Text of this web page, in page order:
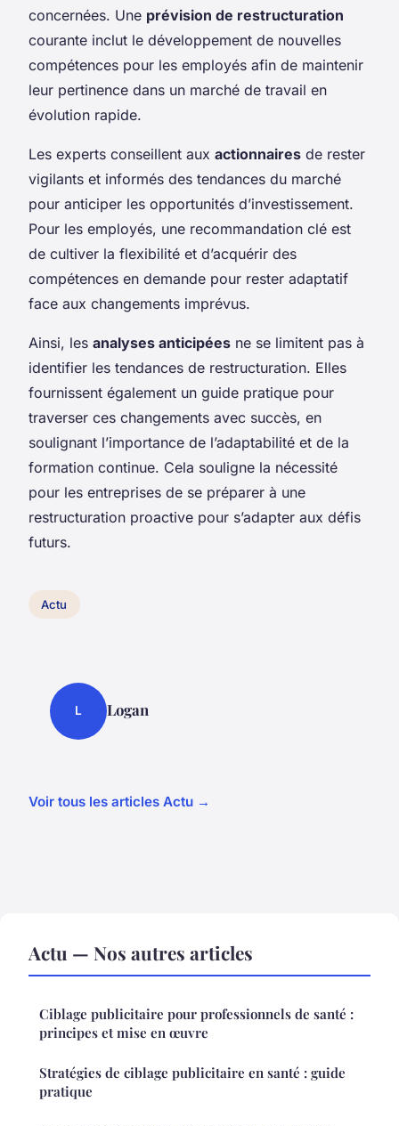
concernées. Une prévision de restructuration
courante inclut le développement de nouvelles
compétences pour les employés afin de maintenir
leur pertinence dans un marché de travail en
évolution rapide.
Les experts conseillent aux actionnaires de rester
vigilants et informés des tendances du marché
pour anticiper les opportunités d’investissement.
Pour les employés, une recommandation clé est
de cultiver la flexibilité et d’acquérir des
compétences en demande pour rester adaptatif
face aux changements imprévus.
Ainsi, les analyses anticipées ne se limitent pas à
identifier les tendances de restructuration. Elles
fournissent également un guide pratique pour
traverser ces changements avec succès, en
soulignant l’importance de l’adaptabilité et de la
formation continue. Cela souligne la nécessité
pour les entreprises de se préparer à une
restructuration proactive pour s’adapter aux défis
futurs.
Actu
L Logan
Voir tous les articles Actu →
Actu — Nos autres articles
Ciblage publicitaire pour professionnels de santé :
principes et mise en œuvre
Stratégies de ciblage publicitaire en santé : guide
pratique